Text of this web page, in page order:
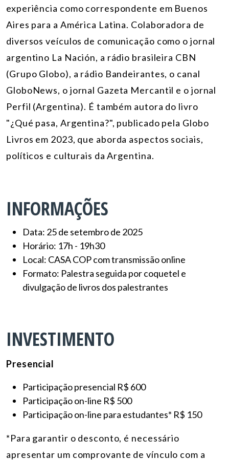
experiência como correspondente em Buenos
Aires para a América Latina. Colaboradora de
diversos veículos de comunicação como o jornal
argentino La Nación, a rádio brasileira CBN
(Grupo Globo), a rádio Bandeirantes, o canal
GloboNews, o jornal Gazeta Mercantil e o jornal
Perfil (Argentina). É também autora do livro
"¿Qué pasa, Argentina?", publicado pela Globo
Livros em 2023, que aborda aspectos sociais,
políticos e culturais da Argentina.
INFORMAÇÕES
Data: 25 de setembro de 2025
Horário: 17h - 19h30
Local: CASA COP com transmissão online
Formato: Palestra seguida por coquetel e
divulgação de livros dos palestrantes
INVESTIMENTO
Presencial
Participação presencial R$ 600
Participação on-line R$ 500
Participação on-line para estudantes* R$ 150
*Para garantir o desconto, é necessário
apresentar um comprovante de vínculo com a